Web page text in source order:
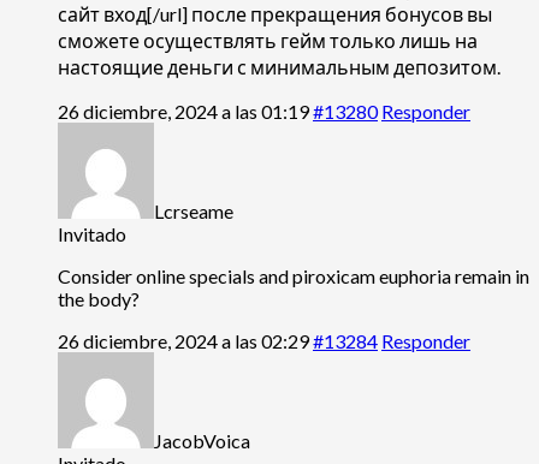
сайт вход[/url] после прекращения бонусов вы
сможете осуществлять гейм только лишь на
настоящие деньги с минимальным депозитом.
26 diciembre, 2024 a las 01:19#13280 Responder
Lcrseame
Invitado
Consider online specials andpiroxicam euphoria remain in
the body?
26 diciembre, 2024 a las 02:29#13284 Responder
JacobVoica